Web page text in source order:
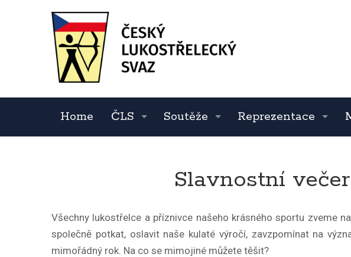
Home ČLS Soutěže Reprezentace
Slavnostní
Všechny lukostřelce a příznivce našeho krásného sportu zveme
společně potkat, oslavit naše kulaté výročí, zavzpomínat na
mimořádný rok. Na co se mimojiné můžete těšit?